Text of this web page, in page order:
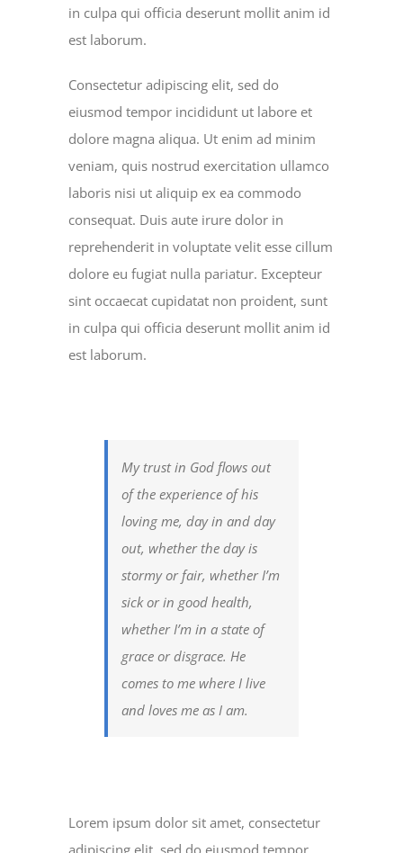
in culpa qui officia deserunt mollit anim id
est laborum.
Consectetur adipiscing elit, sed do
eiusmod tempor incididunt ut labore et
dolore magna aliqua. Ut enim ad minim
veniam, quis nostrud exercitation ullamco
laboris nisi ut aliquip ex ea commodo
consequat. Duis aute irure dolor in
reprehenderit in voluptate velit esse cillum
dolore eu fugiat nulla pariatur. Excepteur
sint occaecat cupidatat non proident, sunt
in culpa qui officia deserunt mollit anim id
est laborum.
My trust in God flows out
of the experience of his
loving me, day in and day
out, whether the day is
stormy or fair, whether I’m
sick or in good health,
whether I’m in a state of
grace or disgrace. He
comes to me where I live
and loves me as I am.
Lorem ipsum dolor sit amet, consectetur